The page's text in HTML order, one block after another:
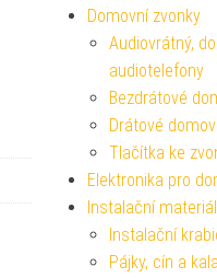
Domovní zvonky
Audiovrátný,
audiotelefony
Bezdrátové
Drátové
Tlačítka ke
Elektronika pro
Instalační materiál
Instalační
Pájky, cín a